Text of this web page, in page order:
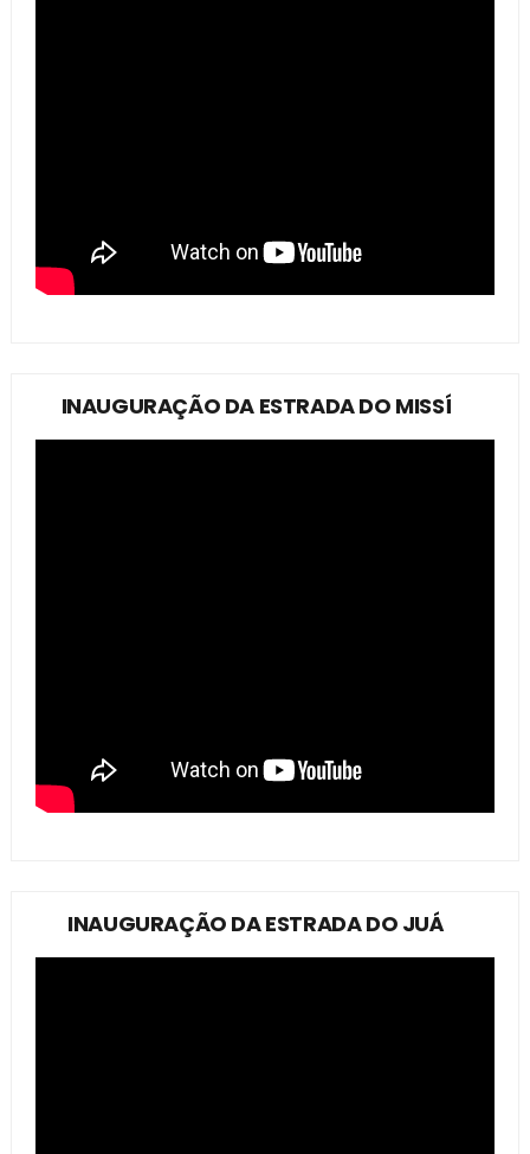
INAUGURAÇÃO DA ESTRADA DO MISSÍ
INAUGURAÇÃO DA ESTRADA DO JUÁ